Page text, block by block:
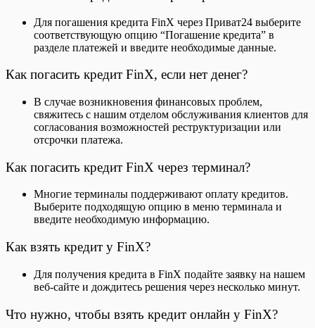
Для погашения кредита FinX через Приват24 выберите
соответствующую опцию “Погашение кредита” в
разделе платежей и введите необходимые данные.
Как погасить кредит FinX, если нет денег?
В случае возникновения финансовых проблем,
свяжитесь с нашим отделом обслуживания клиентов для
согласования возможностей реструктуризации или
отсрочки платежа.
Как погасить кредит FinX через терминал?
Многие терминалы поддерживают оплату кредитов.
Выберите подходящую опцию в меню терминала и
введите необходимую информацию.
Как взять кредит у FinX?
Для получения кредита в FinX подайте заявку на нашем
веб-сайте и дождитесь решения через несколько минут.
Что нужно, чтобы взять кредит онлайн у FinX?